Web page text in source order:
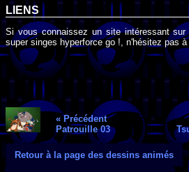
LIENS
Si vous connaissez un site intéressant
super singes hyperforce go !, n'hésitez pas à
« Précédent
Patrouille 03
Retour à la page des dessins animés